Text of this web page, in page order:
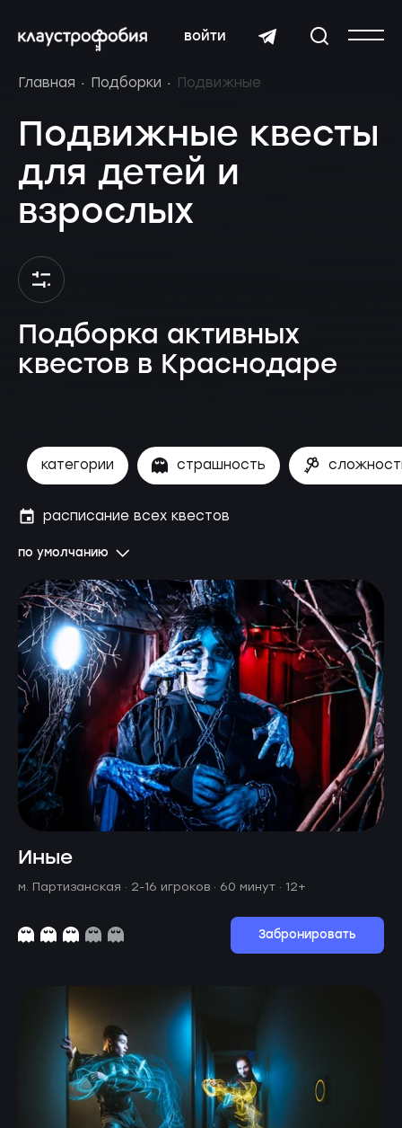
войти
Главная Подборки Подвижные
Подвижные квесты
для детей и
взрослых
Подборка активных
квестов в Краснодаре
категории страшность
по умолчанию
расписание всех квестов
Иные
м. Партизанская · 2-16 игроков · 60 минут · 12+
Забронировать